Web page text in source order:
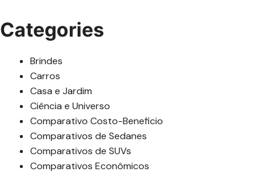
Categories
Brindes
Carros
Casa e Jardim
Ciência e Universo
Comparativo Costo-Beneficio
Comparativos de Sedanes
Comparativos de SUVs
Comparativos Econômicos